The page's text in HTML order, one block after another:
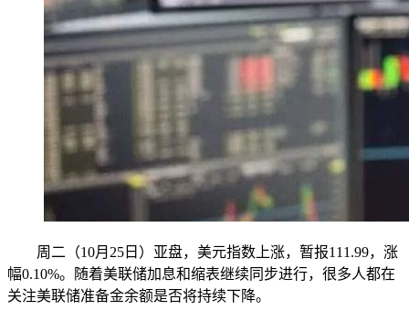
周二（10月25日）亚盘，美元指数上涨，暂报111.99，涨
幅0.10%。随着美联储加息和缩表继续同步进行，很多人都在
关注美联储准备金余额是否将持续下降。